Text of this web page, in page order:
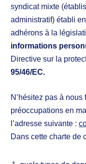
syndicat mixte
administratif) établi
adhérons à la
informations
Directive sur la
95/46/EC.
N’hésitez pas à
préoccupations en
l’adresse suivante :
Dans cette charte de